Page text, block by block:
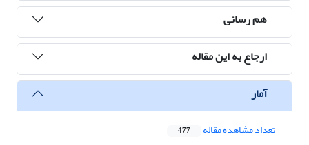
هم رسانی
ارجاع به این مقاله
آمار
تعداد مشاهده مقاله 477